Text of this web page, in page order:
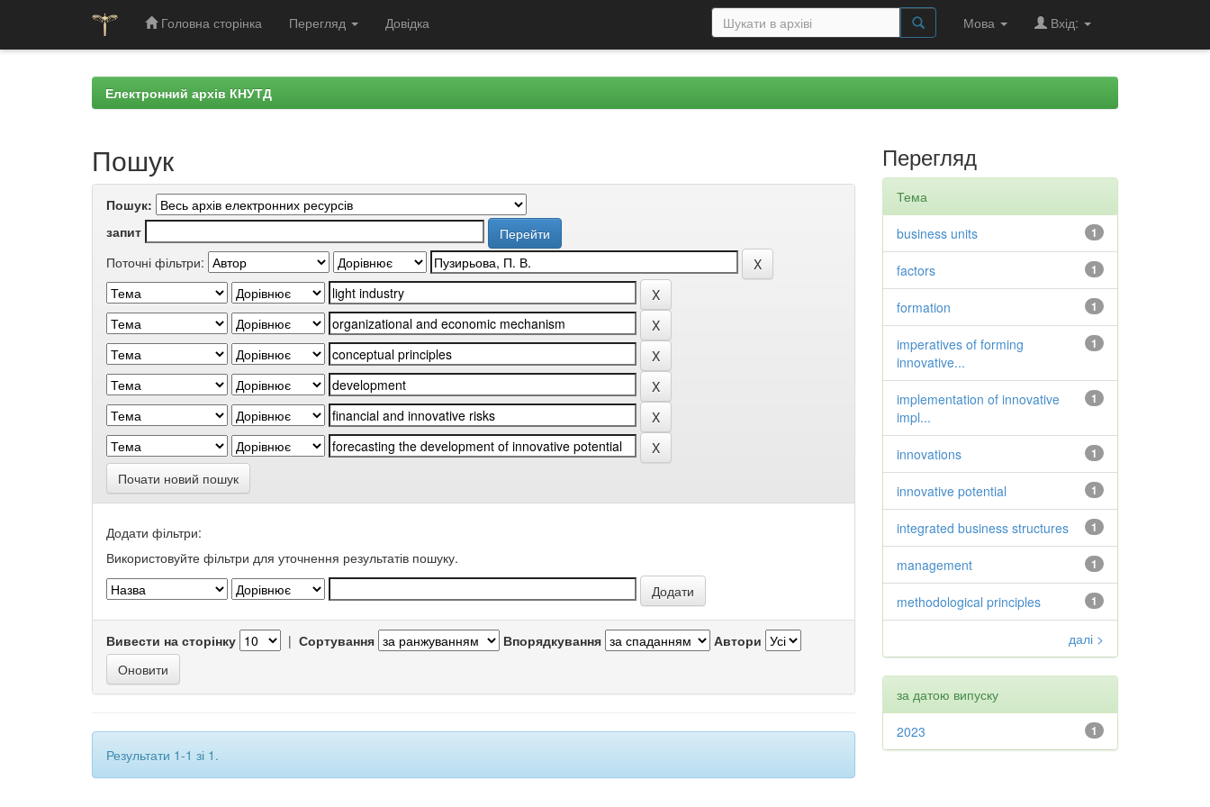
Головна сторінка Перегляд Довідка Мова Вхід:
Електронний архів КНУТД
Пошук
Пошук:
запит
Поточні фільтри:
Почати новий пошук
Додати фільтри:
Використовуйте фільтри для уточнення результатів пошуку.
Вивести на сторінку | Сортування Впорядкування Автори
Результати 1-1 зі 1.
Перегляд
Тема
1
business units
1
factors
1
formation
1
imperatives of forming
innovative...
1
implementation of innovative
impl...
1
innovations
1
innovative potential
1
integrated business structures
1
management
1
methodological principles
далі >
за датою випуску
1
2023